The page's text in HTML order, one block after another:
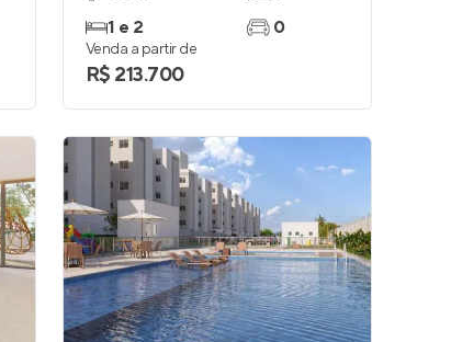
1 e 2
0
Venda a partir de
R$ 213.700